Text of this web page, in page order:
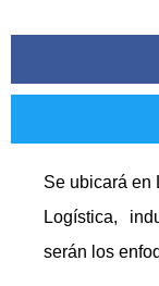
Se ubicará en
Logística,
serán los